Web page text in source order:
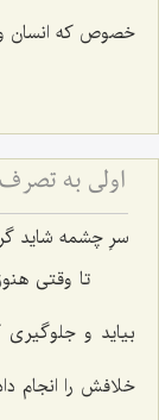
خصوص كه انسان
سرِ چشمه شاید
تا وقتی
بیاید و جلوگیری
خلافش را انجام